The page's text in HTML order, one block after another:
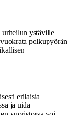
urheilun ystäville
polkupyörän
erilaisia
ja uida